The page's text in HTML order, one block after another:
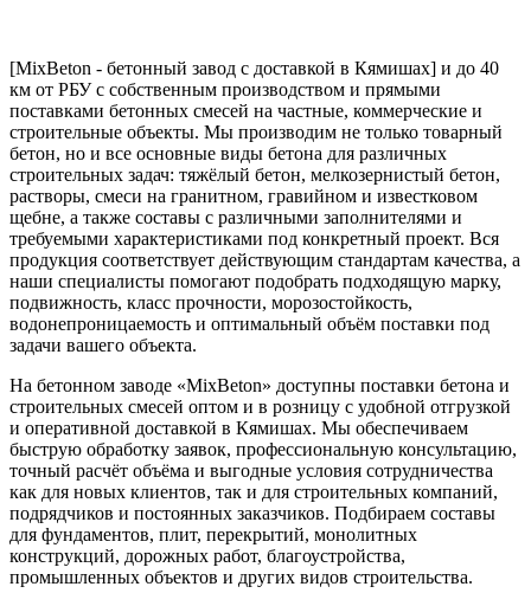
[MixBeton - бетонный завод с доставкой в Кямишах] и до 40
км от РБУ с собственным производством и прямыми
поставками бетонных смесей на частные, коммерческие и
строительные объекты. Мы производим не только товарный
бетон, но и все основные виды бетона для различных
строительных задач: тяжёлый бетон, мелкозернистый бетон,
растворы, смеси на гранитном, гравийном и известковом
щебне, а также составы с различными заполнителями и
требуемыми характеристиками под конкретный проект. Вся
продукция соответствует действующим стандартам качества, а
наши специалисты помогают подобрать подходящую марку,
подвижность, класс прочности, морозостойкость,
водонепроницаемость и оптимальный объём поставки под
задачи вашего объекта.
На бетонном заводе «MixBeton» доступны поставки бетона и
строительных смесей оптом и в розницу с удобной отгрузкой
и оперативной доставкой в Кямишах. Мы обеспечиваем
быструю обработку заявок, профессиональную консультацию,
точный расчёт объёма и выгодные условия сотрудничества
как для новых клиентов, так и для строительных компаний,
подрядчиков и постоянных заказчиков. Подбираем составы
для фундаментов, плит, перекрытий, монолитных
конструкций, дорожных работ, благоустройства,
промышленных объектов и других видов строительства.